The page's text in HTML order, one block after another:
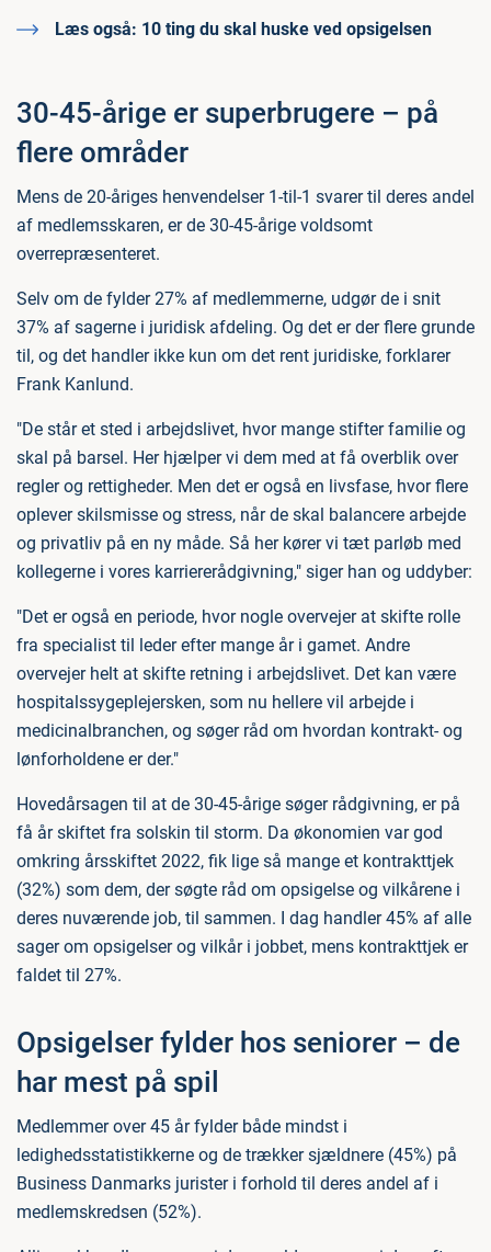
Læs også: 10 ting du skal huske ved opsigelsen
30-45-årige er superbrugere – på
flere områder
Mens de 20-åriges henvendelser 1-til-1 svarer til deres andel
af medlemsskaren, er de 30-45-årige voldsomt
overrepræsenteret.
Selv om de fylder 27% af medlemmerne, udgør de i snit
37% af sagerne i juridisk afdeling. Og det er der flere grunde
til, og det handler ikke kun om det rent juridiske, forklarer
Frank Kanlund.
"De står et sted i arbejdslivet, hvor mange stifter familie og
skal på barsel. Her hjælper vi dem med at få overblik over
regler og rettigheder. Men det er også en livsfase, hvor flere
oplever skilsmisse og stress, når de skal balancere arbejde
og privatliv på en ny måde. Så her kører vi tæt parløb med
kollegerne i vores karriererådgivning," siger han og uddyber:
"Det er også en periode, hvor nogle overvejer at skifte rolle
fra specialist til leder efter mange år i gamet. Andre
overvejer helt at skifte retning i arbejdslivet. Det kan være
hospitalssygeplejersken, som nu hellere vil arbejde i
medicinalbranchen, og søger råd om hvordan kontrakt- og
lønforholdene er der."
Hovedårsagen til at de 30-45-årige søger rådgivning, er på
få år skiftet fra solskin til storm. Da økonomien var god
omkring årsskiftet 2022, fik lige så mange et kontrakttjek
(32%) som dem, der søgte råd om opsigelse og vilkårene i
deres nuværende job, til sammen. I dag handler 45% af alle
sager om opsigelser og vilkår i jobbet, mens kontrakttjek er
faldet til 27%.
Opsigelser fylder hos seniorer – de
har mest på spil
Medlemmer over 45 år fylder både mindst i
ledighedsstatistikkerne og de trækker sjældnere (45%) på
Business Danmarks jurister i forhold til deres andel af i
medlemskredsen (52%).